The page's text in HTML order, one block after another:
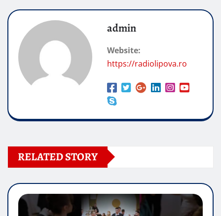
admin
Website:
https://radiolipova.ro
RELATED STORY